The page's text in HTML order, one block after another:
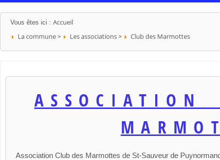
Vous êtes ici : Accueil
La commune > Les associations > Club des Marmottes
Association Club des Marmottes de St-Sauveur de